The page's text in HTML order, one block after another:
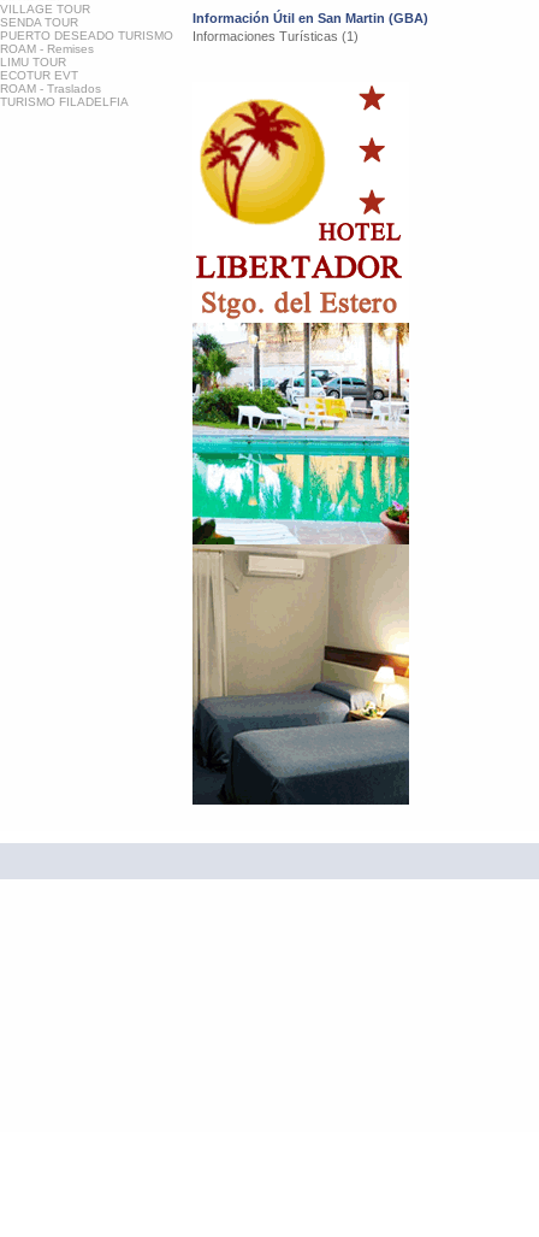
VILLAGE TOUR
SENDA TOUR
PUERTO DESEADO TURISMO
ROAM - Remises
LIMU TOUR
ECOTUR EVT
ROAM - Traslados
TURISMO FILADELFIA
Información Útil en San Martin (GBA)
Informaciones Turísticas (1)